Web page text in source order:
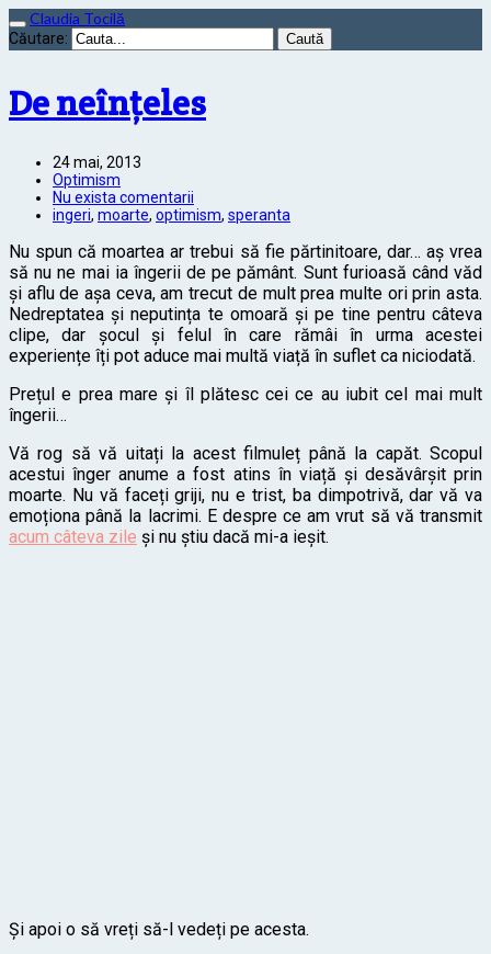
Claudia Tocilă
Căutare:
De neînțeles
24 mai, 2013
Optimism
Nu exista comentarii
ingeri, moarte, optimism, speranta
Nu spun că moartea ar trebui să fie părtinitoare, dar… aș vrea
să nu ne mai ia îngerii de pe pământ. Sunt furioasă când văd
și aflu de așa ceva, am trecut de mult prea multe ori prin asta.
Nedreptatea și neputința te omoară și pe tine pentru câteva
clipe, dar șocul și felul în care rămâi în urma acestei
experiențe îți pot aduce mai multă viață în suflet ca niciodată.
Prețul e prea mare și îl plătesc cei ce au iubit cel mai mult
îngerii…
Vă rog să vă uitați la acest filmuleț până la capăt. Scopul
acestui înger anume a fost atins în viață și desăvârșit prin
moarte. Nu vă faceți griji, nu e trist, ba dimpotrivă, dar vă va
emoționa până la lacrimi. E despre ce am vrut să vă transmit
acum câteva zile și nu știu dacă mi-a ieșit.
Și apoi o să vreți să-l vedeți pe acesta.